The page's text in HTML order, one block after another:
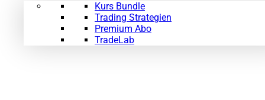
Kurs Bundle
Trading Strategien
Premium Abo
TradeLab